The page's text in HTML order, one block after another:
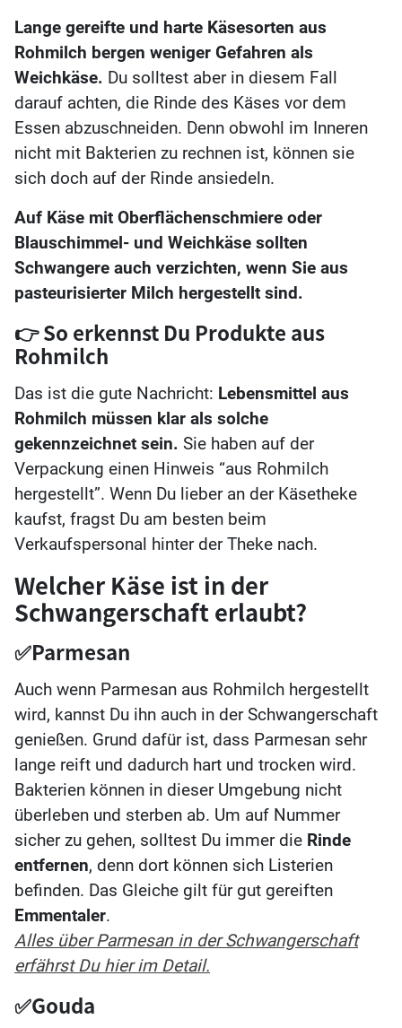
Lange gereifte und harte Käsesorten aus
Rohmilch bergen weniger Gefahren als
Weichkäse. Du solltest aber in diesem Fall
darauf achten, die Rinde des Käses vor dem
Essen abzuschneiden. Denn obwohl im Inneren
nicht mit Bakterien zu rechnen ist, können sie
sich doch auf der Rinde ansiedeln.
Auf Käse mit Oberflächenschmiere oder
Blauschimmel- und Weichkäse sollten
Schwangere auch verzichten, wenn Sie aus
pasteurisierter Milch hergestellt sind.
👉 So erkennst Du Produkte aus
Rohmilch
Das ist die gute Nachricht: Lebensmittel aus
Rohmilch müssen klar als solche
gekennzeichnet sein. Sie haben auf der
Verpackung einen Hinweis “aus Rohmilch
hergestellt”. Wenn Du lieber an der Käsetheke
kaufst, fragst Du am besten beim
Verkaufspersonal hinter der Theke nach.
Welcher Käse ist in der
Schwangerschaft erlaubt?
✅Parmesan
Auch wenn Parmesan aus Rohmilch hergestellt
wird, kannst Du ihn auch in der Schwangerschaft
genießen. Grund dafür ist, dass Parmesan sehr
lange reift und dadurch hart und trocken wird.
Bakterien können in dieser Umgebung nicht
überleben und sterben ab. Um auf Nummer
sicher zu gehen, solltest Du immer die Rinde
entfernen, denn dort können sich Listerien
befinden. Das Gleiche gilt für gut gereiften
Emmentaler.
Alles über Parmesan in der Schwangerschaft
erfährst Du hier im Detail.
✅Gouda